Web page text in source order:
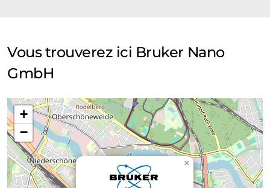
Vous trouverez ici Bruker Nano
GmbH
×
+
−